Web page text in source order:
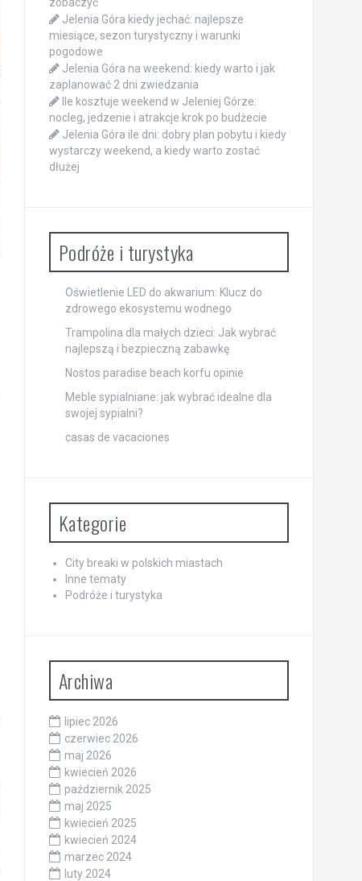
Jelenia Góra kiedy jechać: najlepsze
miesiące, sezon turystyczny i warunki
pogodowe
Jelenia Góra na weekend: kiedy warto i jak
zaplanować 2 dni zwiedzania
Ile kosztuje weekend w Jeleniej Górze:
nocleg, jedzenie i atrakcje krok po budżecie
Jelenia Góra ile dni: dobry plan pobytu i kiedy
wystarczy weekend, a kiedy warto zostać
dłużej
Podróże i turystyka
Oświetlenie LED do akwarium: Klucz do
zdrowego ekosystemu wodnego
Trampolina dla małych dzieci: Jak wybrać
najlepszą i bezpieczną zabawkę
Nostos paradise beach korfu opinie
Meble sypialniane: jak wybrać idealne dla
swojej sypialni?
casas de vacaciones
Kategorie
City breaki w polskich miastach
Inne tematy
Podróże i turystyka
Archiwa
lipiec 2026
czerwiec 2026
maj 2026
kwiecień 2026
październik 2025
maj 2025
kwiecień 2025
kwiecień 2024
marzec 2024
luty 2024